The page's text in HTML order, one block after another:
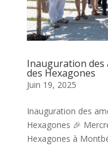
Inauguration des
des Hexagones
Juin 19, 2025
Inauguration des
Hexagones 🎉
Hexagones à